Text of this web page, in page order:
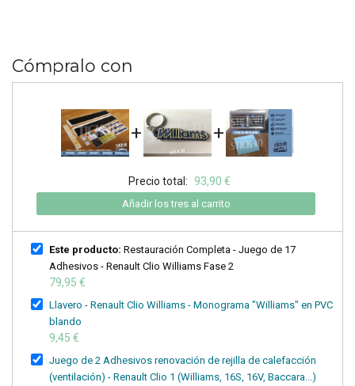
Cómpralo con
+ +
Precio total: 93,90 €
Añadir los tres al carrito
Este producto: Restauración Completa - Juego de 17
Adhesivos - Renault Clio Williams Fase 2
79,95 €
Llavero - Renault Clio Williams - Monograma "Williams" en PVC
blando
9,45 €
Juego de 2 Adhesivos renovación de rejilla de calefacción
(ventilación) - Renault Clio 1 (Williams, 16S, 16V, Baccara...)